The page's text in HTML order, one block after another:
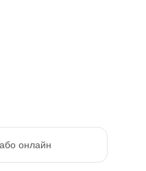
онлайн